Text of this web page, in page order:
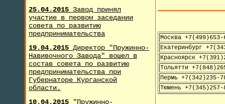
25.04.2015 Завод принял
участие в первом заседании
совета по развитию
предпринимательства
19.04.2015 Директор "Пружинно-
Навивочного Завода" вошел в
состав совета по развитию
предпринимательства при
Губернаторе Курганской
области.
10.04.2015 "Пружинно-
Москва +7(499)653-
Екатеринбург
Красноярск
Тольятти
Пермь +7(342)235-
Тюмень +7(345)257-